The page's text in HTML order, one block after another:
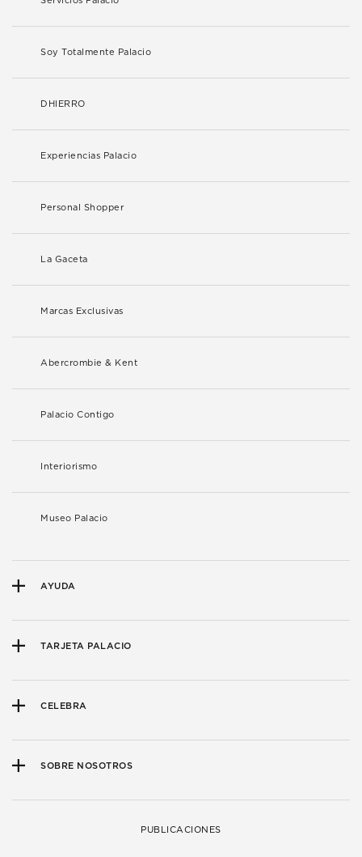
Soy Totalmente Palacio
DHIERRO
Experiencias Palacio
Personal Shopper
La Gaceta
Marcas Exclusivas
Abercrombie & Kent
Palacio Contigo
Interiorismo
Museo Palacio
AYUDA
TARJETA PALACIO
CELEBRA
SOBRE NOSOTROS
PUBLICACIONES